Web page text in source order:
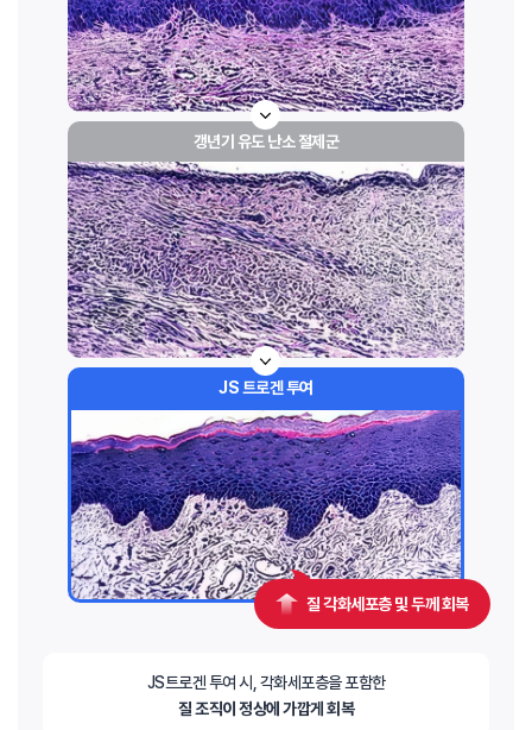
갱년기 유도 난소 절제군
JS 트로겐 투여
질 각화세포층 및 두께 회복
JS트로겐 투여 시, 각화세포층을 포함한
질 조직이 정상에 가깝게 회복